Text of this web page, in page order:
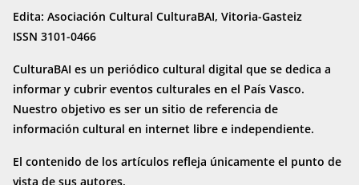
Edita: Asociación Cultural CulturaBAI, Vitoria-Gasteiz
ISSN 3101-0466
CulturaBAI es un periódico cultural digital que se dedica a
informar y cubrir eventos culturales en el País Vasco.
Nuestro objetivo es ser un sitio de referencia de
información cultural en internet libre e independiente.
El contenido de los artículos refleja únicamente el punto de
vista de sus autores.